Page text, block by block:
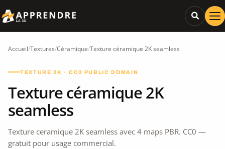
Accueil/Textures/Céramique/Texture céramique 2K seamless
TEXTURE 2K · CC0 PUBLIC DOMAIN
Texture céramique 2K
seamless
Texture ceramique 2K seamless avec 4 maps PBR. CC0 —
gratuit pour usage commercial.